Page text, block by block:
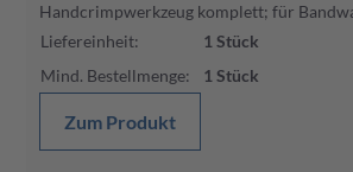
Handcrimpwerkzeug komplett; für
Liefereinheit: 1 Stück
Mind. Bestellmenge: 1 Stück
Zum Produkt